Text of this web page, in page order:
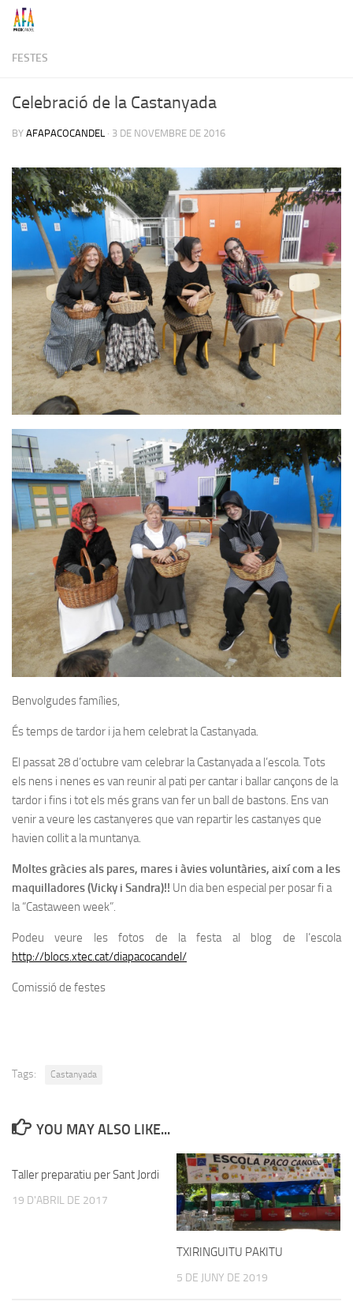
Skip to content
FESTES
Celebració de la Castanyada
BY AFAPACOCANDEL · 3 DE NOVEMBRE DE 2016
Benvolgudes famílies,
És temps de tardor i ja hem celebrat la Castanyada.
El passat 28 d’octubre vam celebrar la Castanyada a l’escola. Tots
els nens i nenes es van reunir al pati per cantar i ballar cançons de la
tardor i fins i tot els més grans van fer un ball de bastons. Ens van
venir a veure les castanyeres que van repartir les castanyes que
havien collit a la muntanya.
Moltes gràcies als pares, mares i àvies voluntàries, així com a les
maquilladores (Vicky i Sandra)!! Un dia ben especial per posar fi a
la “Castaween week”.
Podeu veure les fotos de la festa al blog de l’escola
http://blocs.xtec.cat/diapacocandel/
Comissió de festes
Tags: Castanyada
YOU MAY ALSO LIKE...
Taller preparatiu per Sant Jordi
19 D'ABRIL DE 2017
TXIRINGUITU PAKITU
5 DE JUNY DE 2019